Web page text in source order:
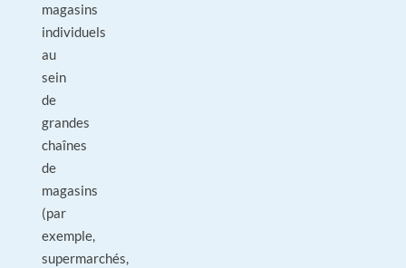
magasins
individuels
au
sein
de
grandes
chaînes
de
magasins
(par
exemple,
supermarchés,